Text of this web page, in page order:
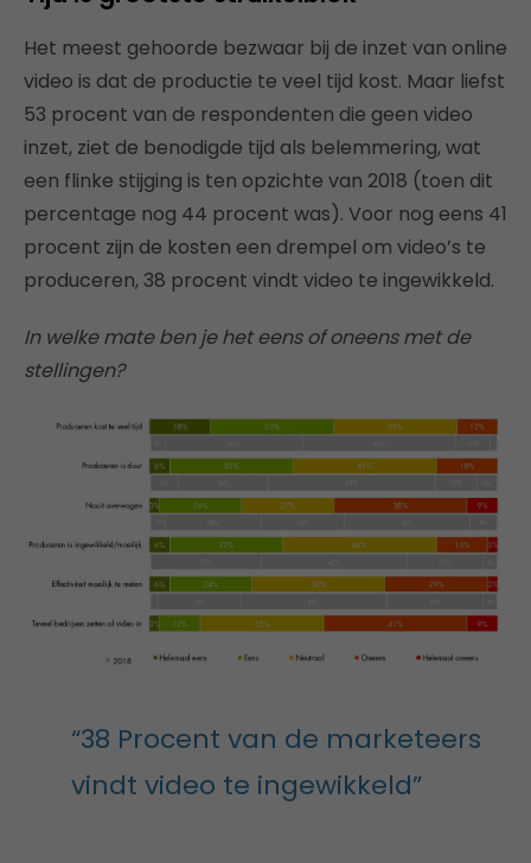
Het meest gehoorde bezwaar bij de inzet van online
video is dat de productie te veel tijd kost. Maar liefst
53 procent van de respondenten die geen video
inzet, ziet de benodigde tijd als belemmering, wat
een flinke stijging is ten opzichte van 2018 (toen dit
percentage nog 44 procent was). Voor nog eens 41
procent zijn de kosten een drempel om video’s te
produceren, 38 procent vindt video te ingewikkeld.
In welke mate ben je het eens of oneens met de
stellingen?
“38 Procent van de marketeers
vindt video te ingewikkeld”